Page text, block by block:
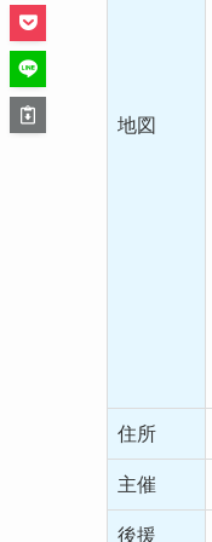
地図
住所
主催
後援